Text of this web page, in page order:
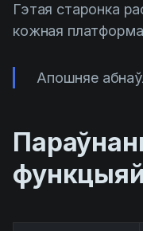
Гэтая старонка
кожная
Апошняе
функцыяй